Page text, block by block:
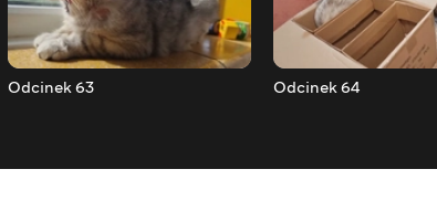
Odcinek 63 Odcinek 64